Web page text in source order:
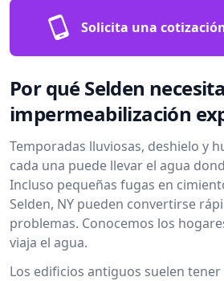
Solicita una
Por qué Selden necesita
impermeabilización
Temporadas lluviosas, deshielo y
cada una puede llevar el agua
Incluso pequeñas fugas en
Selden, NY pueden convertirse
problemas. Conocemos los
viaja el agua.
Los edificios antiguos suelen